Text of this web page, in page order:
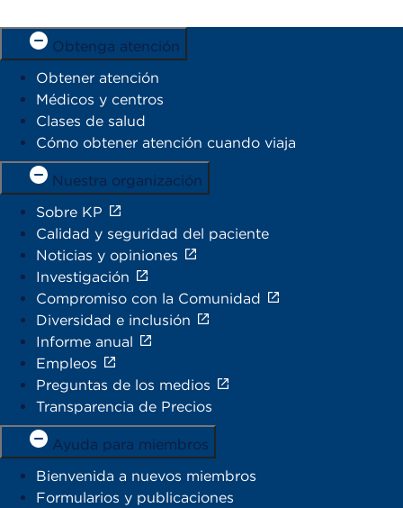
Obtenga atención
Obtener atención
Médicos y centros
Clases de salud
Cómo obtener atención cuando viaja
Nuestra organización
Sobre KP
Calidad y seguridad del paciente
Noticias y opiniones
Investigación
Compromiso con la Comunidad
Diversidad e inclusión
Informe anual
Empleos
Preguntas de los medios
Transparencia de Precios
Ayuda para miembros
Bienvenida a nuevos miembros
Formularios y publicaciones